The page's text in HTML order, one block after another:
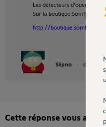
Les détecteurs d'ouverture
Sur la boutique Somfy, il y a
http://boutique.somfy.fr/
Slipno il y a
Cette réponse vous a-t-